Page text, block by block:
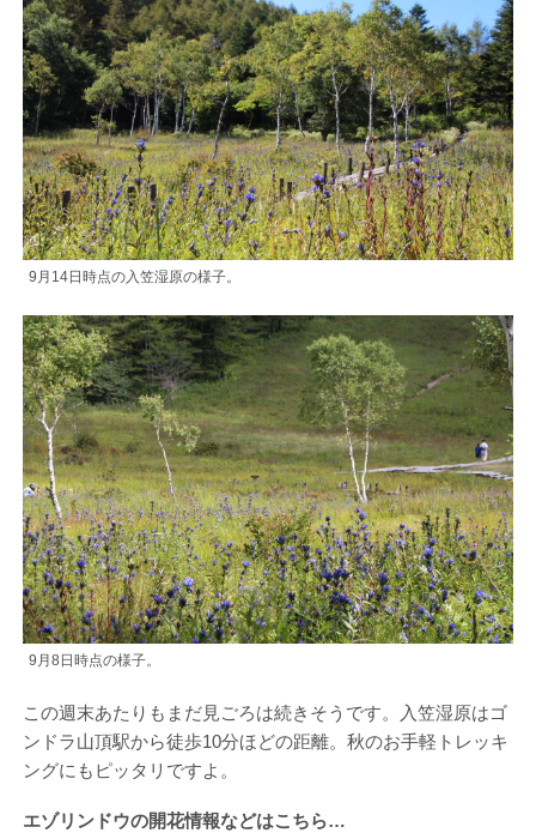
9月14日時点の入笠湿原の様子。
9月8日時点の様子。
この週末あたりもまだ見ごろは続きそうです。入笠湿原はゴ
ンドラ山頂駅から徒歩10分ほどの距離。秋のお手軽トレッキ
ングにもピッタリですよ。
エゾリンドウの開花情報などはこちら…